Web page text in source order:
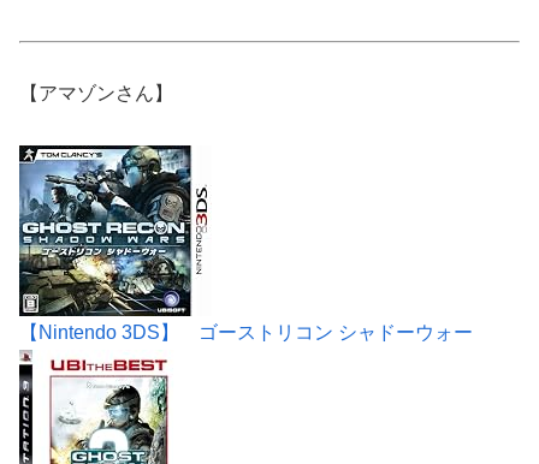
【アマゾンさん】
【Nintendo 3DS】 ゴーストリコン シャドーウォー